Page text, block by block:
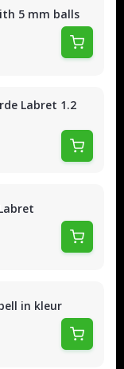
5 mm balls
Labret 1.2
in kleur